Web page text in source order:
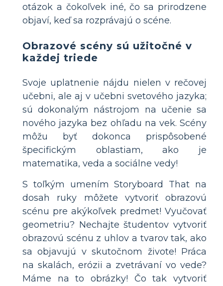
otázok a čokoľvek iné, čo sa prirodzene
objaví, keď sa rozprávajú o scéne.
Obrazové scény sú užitočné v
každej triede
Svoje uplatnenie nájdu nielen v rečovej
učebni, ale aj v učebni svetového jazyka;
sú dokonalým nástrojom na učenie sa
nového jazyka bez ohľadu na vek. Scény
môžu byť dokonca prispôsobené
špecifickým oblastiam, ako je
matematika, veda a sociálne vedy!
S toľkým umením Storyboard That na
dosah ruky môžete vytvoriť obrazovú
scénu pre akýkoľvek predmet! Vyučovať
geometriu? Nechajte študentov vytvoriť
obrazovú scénu z uhlov a tvarov tak, ako
sa objavujú v skutočnom živote! Práca
na skalách, erózii a zvetrávaní vo vede?
Máme na to obrázky! Čo tak vytvoriť